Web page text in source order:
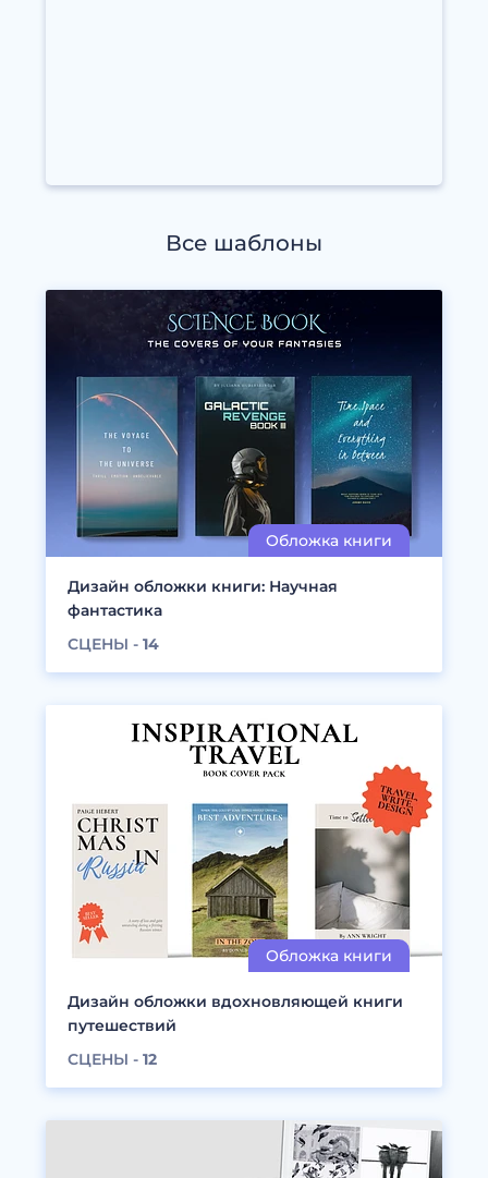
Все шаблоны
Дизайн обложки книги: Научная
фантастика
СЦЕНЫ - 14
Дизайн обложки вдохновляющей книги
путешествий
СЦЕНЫ - 12